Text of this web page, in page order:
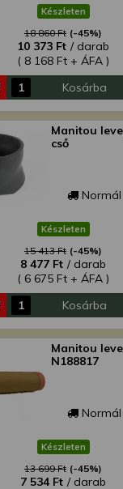
Készleten
18 860 Ft (-45%)
10 373 Ft / darab
( 8 168 Ft + ÁFA )
Kosárba
Manitou
cső
Készleten
15 413 Ft (-45%)
8 477 Ft / darab
( 6 675 Ft + ÁFA )
Kosárba
Manitou
N188817
Készleten
13 699 Ft (-45%)
7 534 Ft / darab